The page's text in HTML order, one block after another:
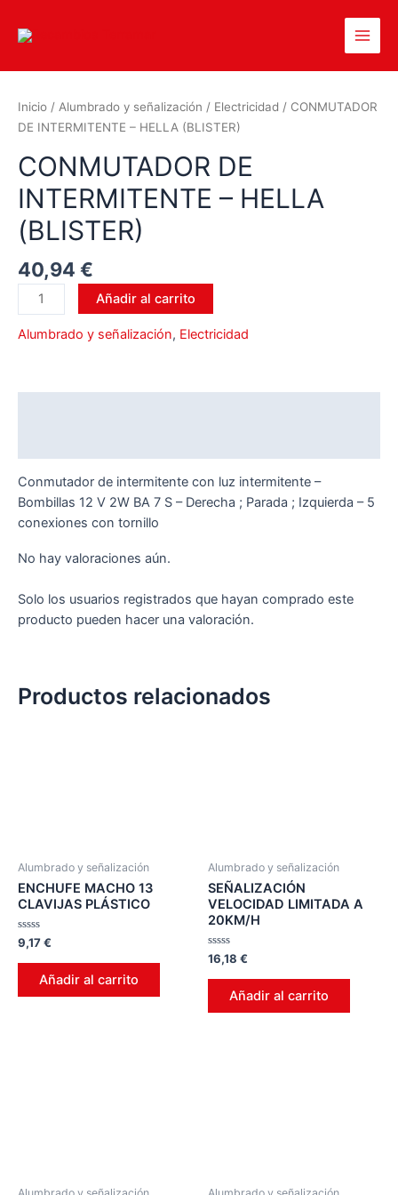
Inicio / Alumbrado y señalización / Electricidad / CONMUTADOR
DE INTERMITENTE – HELLA (BLISTER)
CONMUTADOR DE
INTERMITENTE – HELLA
(BLISTER)
40,94 €
Añadir al carrito
Alumbrado y señalización, Electricidad
Conmutador de intermitente con luz intermitente –
Bombillas 12 V 2W BA 7 S – Derecha ; Parada ; Izquierda – 5
conexiones con tornillo
No hay valoraciones aún.
Solo los usuarios registrados que hayan comprado este
producto pueden hacer una valoración.
Productos relacionados
Alumbrado y señalización
ENCHUFE MACHO 13
CLAVIJAS PLÁSTICO
Valorado
en
0
9,17€
Añadir al carrito
Alumbrado y señalización
SEÑALIZACIÓN
VELOCIDAD LIMITADA A
20KM/H
Valorado
0
16,18 €
Añadir al carrito